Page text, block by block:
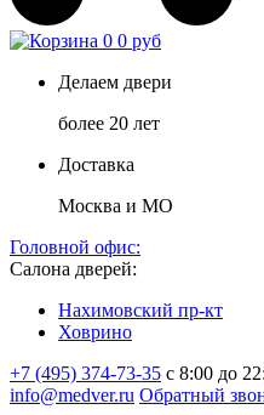
0 0 руб
Делаем двери
более 20 лет
Доставка
Москва и МО
Головной офис:
Салона дверей:
Нахимовский пр-кт
Ховрино
+7 (495) 374-73-35 с 8:00 до
info@medver.ru Обратный